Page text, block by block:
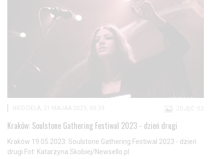
ZDJĘĆ: 52
NIEDZIELA, 21 MAJAA 2023, 00:39
Kraków: Soulstone Gathering Festiwal 2023 - dzień drugi
Kraków 19.05.2023: Soulstone Gathering Festiwal 2023 - dzień
drugi Fot: Katarzyna Skobiej/Newsello.pl